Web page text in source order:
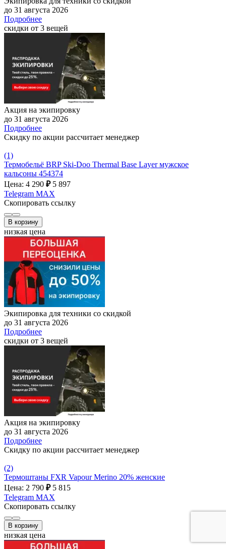
до 31 августа 2026
Подробнее
скидки от 3 вещей
Акция на экипировку
до 31 августа 2026
Подробнее
Скидку по акции рассчитает менеджер
(1)
Термобельё BRP Ski-Doo Thermal Base Layer мужское
кальсоны 454374
Цена: 4 290 ₽ 5 897
Telegram MAX
Скопировать ссылку
В корзину
низкая цена
Экипировка для техники со скидкой
до 31 августа 2026
Подробнее
скидки от 3 вещей
Акция на экипировку
до 31 августа 2026
Подробнее
Скидку по акции рассчитает менеджер
(2)
Термоштаны FXR Vapour Merino 20% женские
Цена: 2 790 ₽ 5 815
Telegram MAX
Скопировать ссылку
В корзину
низкая цена